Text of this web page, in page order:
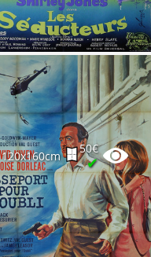
120x160cm
50€
✔